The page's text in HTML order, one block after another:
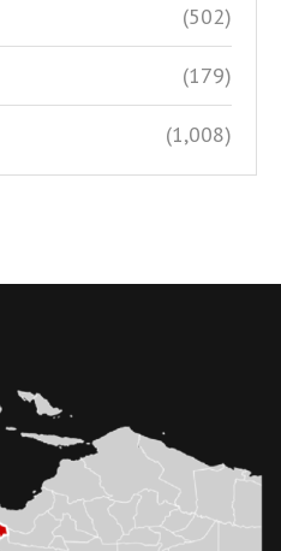
(502)
(179)
(1,008)